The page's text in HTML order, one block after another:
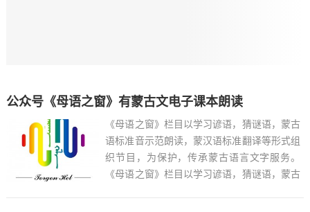
公众号《母语之窗》有蒙古文电子课本朗读
《母语之窗》栏目以学习谚语，猜谜语，蒙古
语标准音示范朗读，蒙汉语标准翻译等形式组
织节目，为保护，传承蒙古语言文字服务。
《母语之窗》栏目以学习谚语，猜谜语，蒙古